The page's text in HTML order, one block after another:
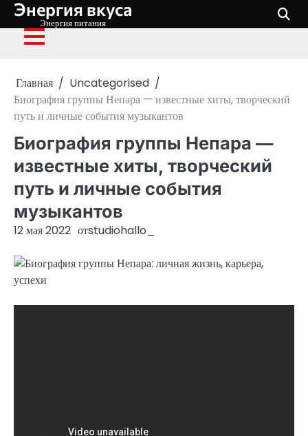
Перейти
содержимому
Энергия вкуса
Энергия питания
Главная
Uncategorised
Биография группы Непара — известные хиты, творческий
путь и личные события музыкантов
Биография группы Непара —
известные хиты, творческий
путь и личные события
музыкантов
12 мая 2022 отstudiohallo_